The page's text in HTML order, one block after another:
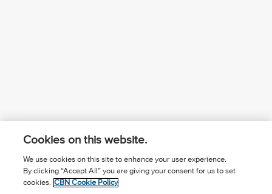
¿Conoces a Jesús?
Suscríbase al boletín
Seguir Mundo Cristiano
Cookies on this website.
We use cookies on this site to enhance your user experience.
By clicking “Accept All” you are giving your consent for us to set
cookies. CBN Cookie Policy